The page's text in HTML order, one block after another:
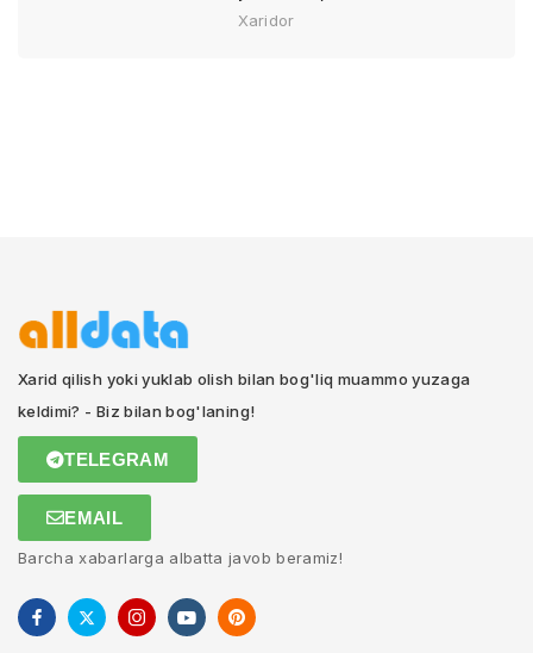
Xaridor
Xarid qilish yoki yuklab olish bilan bog'liq muammo yuzaga
keldimi? - Biz bilan bog'laning!
TELEGRAM
EMAIL
Barcha xabarlarga albatta javob beramiz!